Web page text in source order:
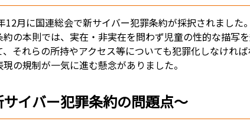
12月に国連総会で新サイバー犯罪条約が採択されました。
約の本則では、実在・非実在を問わず児童の性的な描写
、それらの所持やアクセス等についても犯罪化しなけれ
現の規制が一気に進む懸念がありました。
イバー犯罪条約の問題点～